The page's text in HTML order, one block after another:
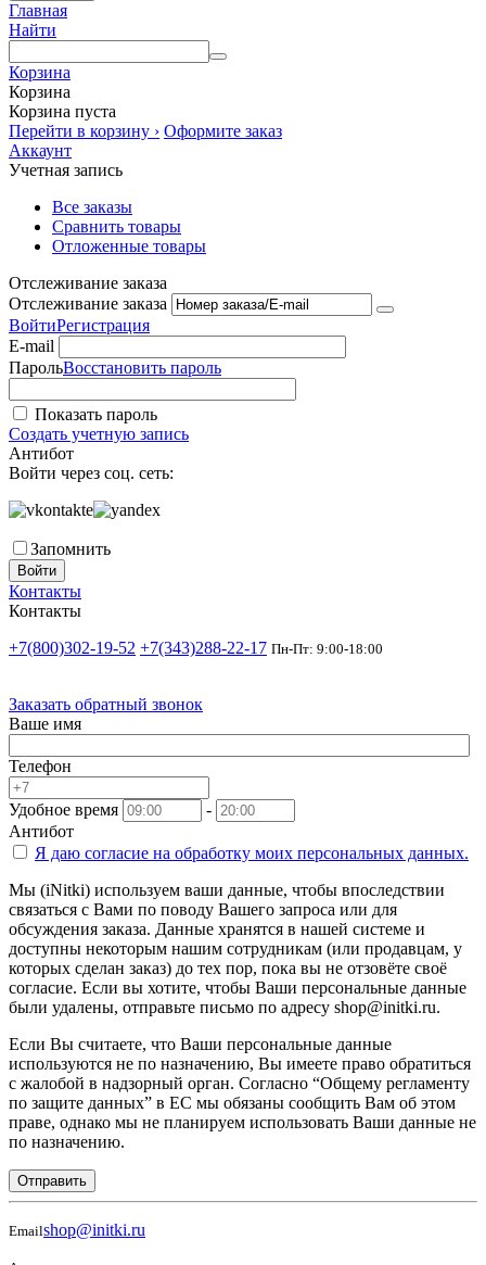
Главная
Найти
Корзина
Корзина
Корзина пуста
Перейти в корзину › Оформите заказ
Аккаунт
Учетная запись
Все заказы
Сравнить товары
Отложенные товары
Отслеживание заказа
Отслеживание заказа
ВойтиРегистрация
E-mail
ПарольВосстановить пароль
Показать пароль
Создать учетную запись
Антибот
Войти через соц. сеть:
Запомнить
Войти
Контакты
Контакты
+7(800)302-19-52 +7(343)288-22-17 Пн-Пт: 9:00-18:00
Заказать обратный звонок
Ваше имя
Телефон
Удобное время
-
Антибот
Я даю согласие на обработку моих персональных данных.
Мы (iNitki) используем ваши данные, чтобы впоследствии
связаться с Вами по поводу Вашего запроса или для
обсуждения заказа. Данные хранятся в нашей системе и
доступны некоторым нашим сотрудникам (или продавцам, у
которых сделан заказ) до тех пор, пока вы не отзовёте своё
согласие. Если вы хотите, чтобы Ваши персональные данные
были удалены, отправьте письмо по адресу shop@initki.ru.
Если Вы считаете, что Ваши персональные данные
используются не по назначению, Вы имеете право обратиться
с жалобой в надзорный орган. Согласно “Общему регламенту
по защите данных” в ЕС мы обязаны сообщить Вам об этом
праве, однако мы не планируем использовать Ваши данные не
по назначению.
Отправить
Emailshop@initki.ru